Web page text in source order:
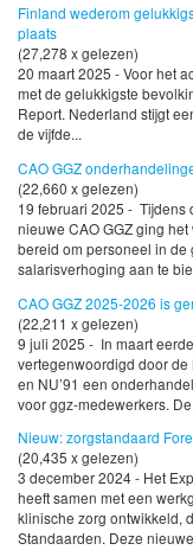
Finland wederom
plaats
(27,278 x gelezen)
20 maart 2025 - Voor het
met de gelukkigste
Report. Nederland stijgt
de vijfde...
CAO GGZ
(22,660 x gelezen)
19 februari 2025 - Tijdens
nieuwe CAO GGZ ging
bereid om personeel in de
salarisverhoging aan te
CAO GGZ 2025-2026 is
(22,211 x gelezen)
9 juli 2025 - In maart
vertegenwoordigd door de
en NU’91 een
voor ggz-medewerkers.
Nieuw: zorgstandaard
(20,435 x gelezen)
3 december 2024 - Het
heeft samen met een
klinische zorg ontwikkeld,
Standaarden. Deze